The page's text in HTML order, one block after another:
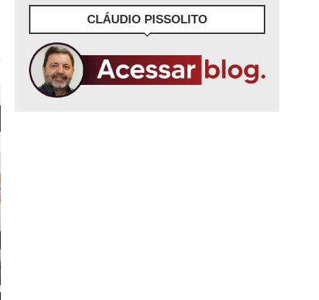
CLÁUDIO PISSOLITO